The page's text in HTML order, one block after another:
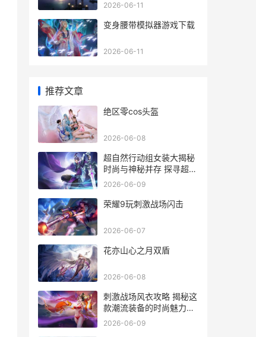
2026-06-11
变身腰带模拟器游戏下载
2026-06-11
推荐文章
绝区零cos头盔
2026-06-08
超自然行动组女装大揭秘
时尚与神秘并存 探寻超自
然组的独特风采
2026-06-09
荣耀9玩刺激战场闪击
2026-06-07
花亦山心之月双盾
2026-06-08
刺激战场风衣攻略 揭秘这
款潮流装备的时尚魅力与
价格解析
2026-06-09